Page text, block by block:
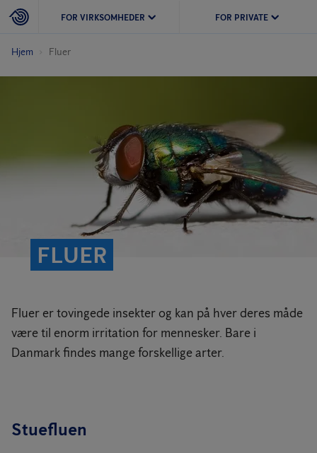
FOR VIRKSOMHEDER FOR PRIVATE
Hjem Fluer
FLUER
Fluer er tovingede insekter og kan på hver deres måde
være til enorm irritation for mennesker. Bare i
Danmark findes mange forskellige arter.
Stuefluen